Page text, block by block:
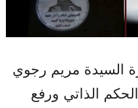
السيدة مريم رجوي
الذاتي ورفع